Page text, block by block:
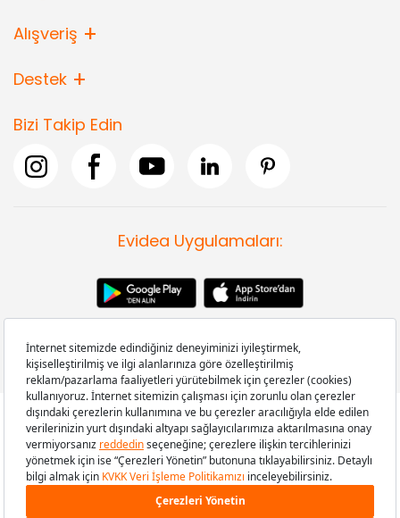
Alışveriş
Destek
Bizi Takip Edin
Evidea Uygulamaları:
Copyright © 2008-2026 Evidea.com | Tüm hakları saklıdır.